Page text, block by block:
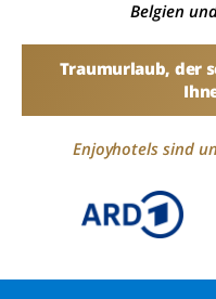
Belgien
Traumurlaub, der
Enjoyhotels sind